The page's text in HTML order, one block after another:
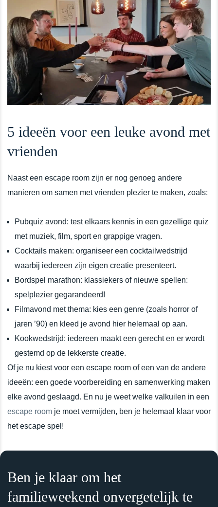
5 ideeën voor een leuke avond met
vrienden
Naast een escape room zijn er nog genoeg andere
manieren om samen met vrienden plezier te maken, zoals:
Pubquiz avond: test elkaars kennis in een gezellige quiz
met muziek, film, sport en grappige vragen.
Cocktails maken: organiseer een cocktailwedstrijd
waarbij iedereen zijn eigen creatie presenteert.
Bordspel marathon: klassiekers of nieuwe spellen:
spelplezier gegarandeerd!
Filmavond met thema: kies een genre (zoals horror of
jaren ’90) en kleed je avond hier helemaal op aan.
Kookwedstrijd: iedereen maakt een gerecht en er wordt
gestemd op de lekkerste creatie.
Of je nu kiest voor een escape room of een van de andere
ideeën: een goede voorbereiding en samenwerking maken
elke avond geslaagd. En nu je weet welke valkuilen in een
escape room je moet vermijden, ben je helemaal klaar voor
het escape spel!
Ben je klaar om het
familieweekend onvergetelijk te